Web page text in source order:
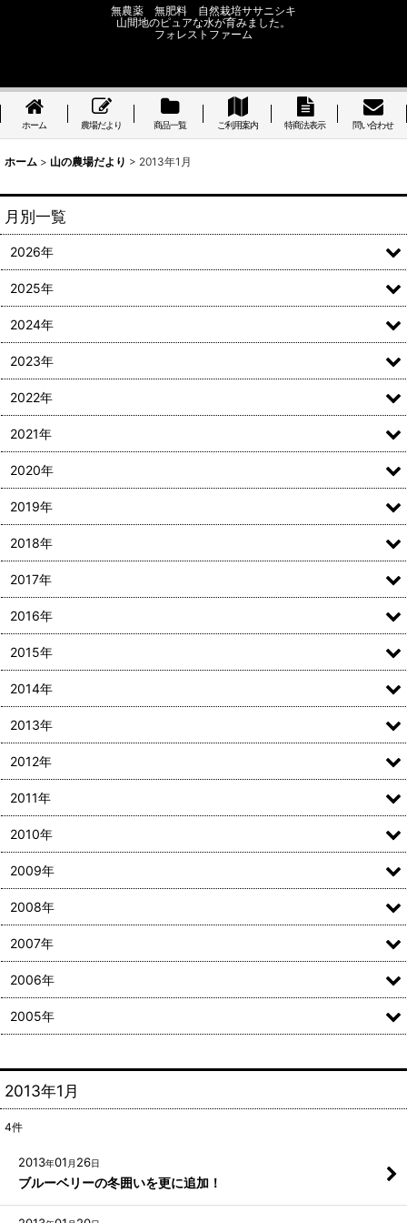
無農薬 無肥料 自然栽培ササニシキ
山間地のピュアな水が育みました。
フォレストファーム
ホーム 農場だより 商品一覧 ご利用案内 特商法表示 問い合わせ
ホーム > 山の農場だより > 2013年1月
2013年1月
4件
2013年01 月 26日
ブルーベリーの冬囲いを更に追加！
月別一覧
2026年
2025年
2024年
2023年
2022年
2021年
2020年
2019年
2018年
2017年
2016年
2015年
2014年
2013年
2012年
2011年
2010年
2009年
2008年
2007年
2006年
2005年